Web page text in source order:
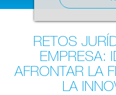
RETOS
EMPRESA:
AFRONTAR LA
LA